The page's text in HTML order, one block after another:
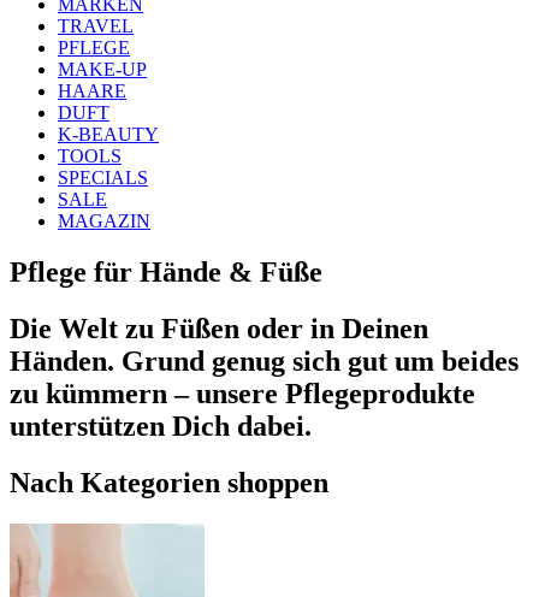
MARKEN
TRAVEL
PFLEGE
MAKE-UP
HAARE
DUFT
K-BEAUTY
TOOLS
SPECIALS
SALE
MAGAZIN
Pflege für Hände & Füße
Die Welt zu Füßen oder in Deinen
Händen. Grund genug sich gut um beides
zu kümmern – unsere Pflegeprodukte
unterstützen Dich dabei.
Nach Kategorien shoppen